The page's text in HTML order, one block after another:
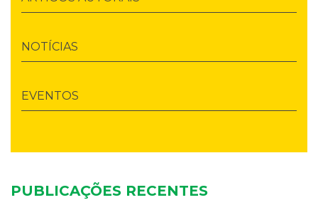
NOTÍCIAS
EVENTOS
PUBLICAÇÕES RECENTES